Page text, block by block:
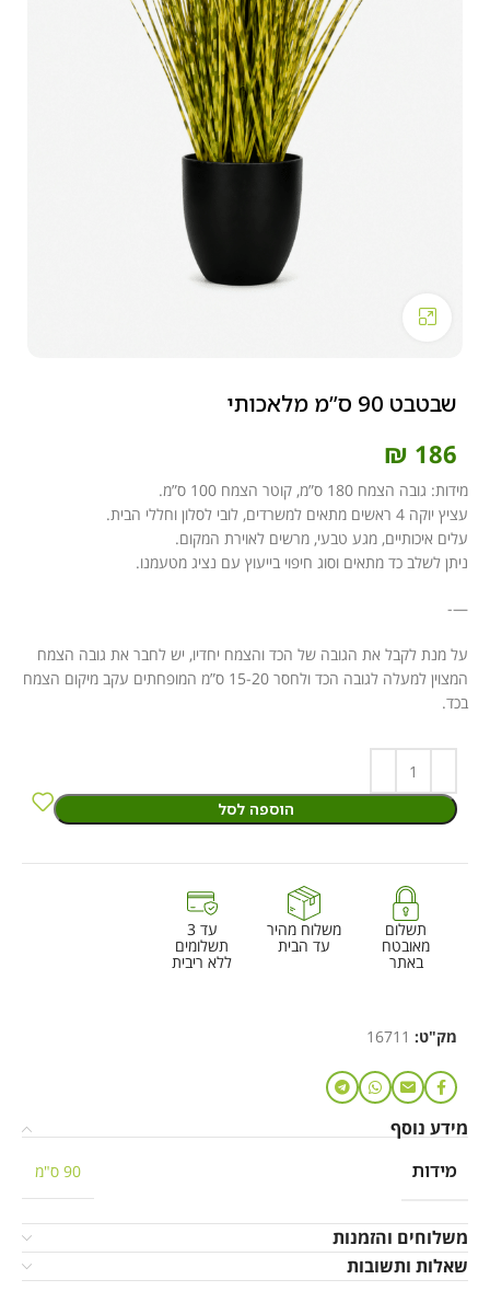
שבטבט 90 ס”מ מלאכותי
₪ 186
מידות: גובה הצמח 180 ס”מ, קוטר הצמח 100 ס”מ.
עציץ יוקה 4 ראשים מתאים למשרדים, לובי לסלון וחללי הבית.
עלים איכותיים, מגע טבעי, מרשים לאוירת המקום.
ניתן לשלב כד מתאים וסוג חיפוי בייעוץ עם נציג מטעמנו.
—-
על מנת לקבל את הגובה של הכד והצמח יחדיו, יש לחבר את גובה הצמח
המצוין למעלה לגובה הכד ולחסר 15-20 ס”מ המופחתים עקב מיקום הצמח
בכד.
הוספה לסל
תשלום
מאובטח
באתר
משלוח מהיר
עד הבית
עד 3
תשלומים
ללא ריבית
מק"ט: 16711
מידע נוסף
מידות
90 ס"מ
משלוחים והזמנות
שאלות ותשובות